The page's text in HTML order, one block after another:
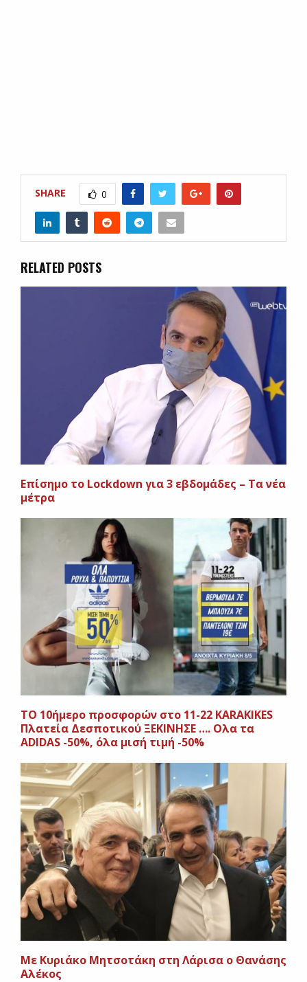
SHARE 0
RELATED POSTS
Επίσημο το Lockdown για 3 εβδομάδες – Τα νέα
μέτρα
ΤΟ 10ήμερο προσφορών στο 11-22 KARAKIKES
Πλατεία Δεσποτικού ΞΕΚΙΝΗΣΕ …. Ολα τα
ADIDAS -50%, όλα μισή τιμή -50%
Με Κυριάκο Μητσοτάκη στη Λάρισα ο Θανάσης
Αλέκος